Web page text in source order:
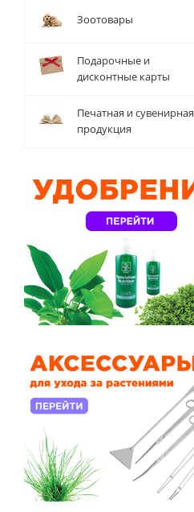
Зоотовары
Подарочные и
дисконтные карты
Печатная и сувенирная
продукция